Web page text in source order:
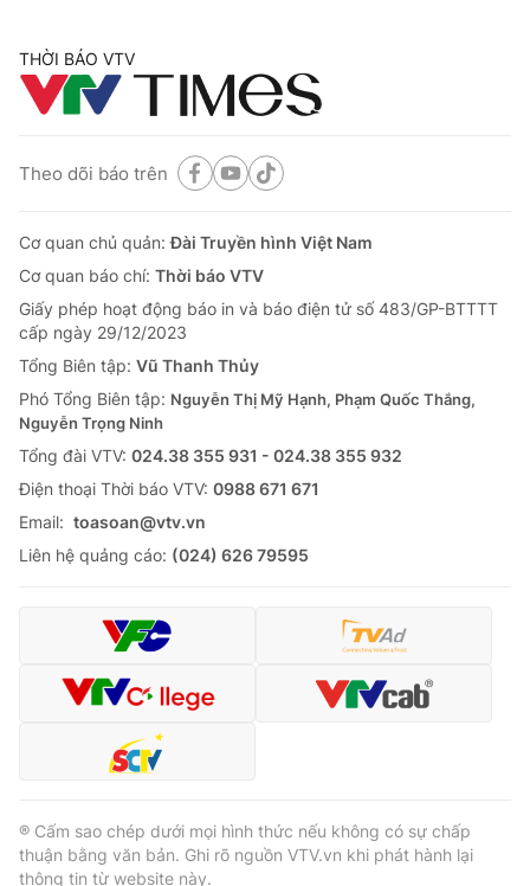
THỜI BÁO VTV
Theo dõi báo trên
Cơ quan chủ quản:Đài Truyền hình Việt Nam
Cơ quan báo chí: Thời báo VTV
Giấy phép hoạt động báo in và báo điện tử số 483/GP-BTTTT
cấp ngày 29/12/2023
Tổng Biên tập: Vũ Thanh Thủy
Phó Tổng Biên tập: Nguyễn Thị Mỹ Hạnh, Phạm Quốc Thắng,
Nguyễn Trọng Ninh
Tổng đài VTV: 024.38 355 931 - 024.38 355 932
Ðiện thoại Thời báo VTV: 0988 671 671
Email: toasoan@vtv.vn
Liên hệ quảng cáo: (024) 626 79595
® Cấm sao chép dưới mọi hình thức nếu không có sự chấp
thuận bằng văn bản. Ghi rõ nguồn VTV.vn khi phát hành lại
thông tin từ website này.